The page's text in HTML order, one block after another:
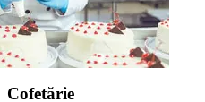
Cofetărie